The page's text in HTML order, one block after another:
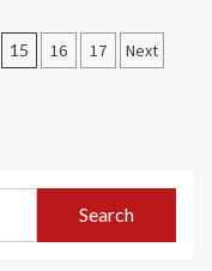
15 16 17 Next
Search